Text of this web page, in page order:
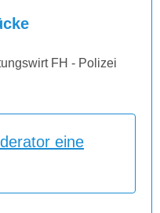
FH - Polizei
eine